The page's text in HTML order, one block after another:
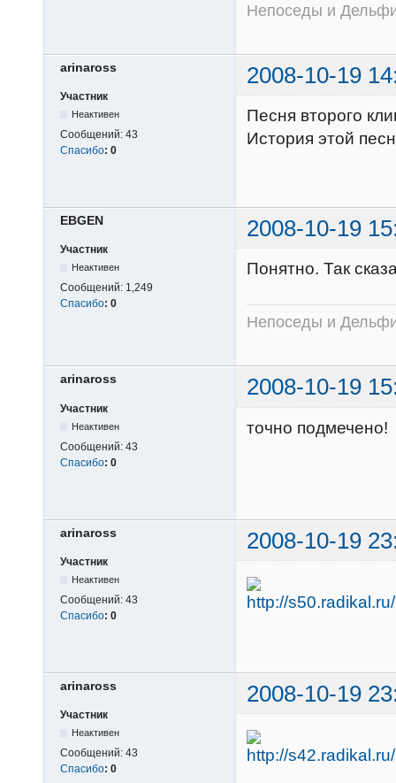
Непоседы и
arinaross 2008-10-19
Участник
Неактивен
Сообщений: 43
Спасибо: 0
Песня второго
История этой
EВGEN 2008-10-19
Участник
Неактивен
Сообщений: 1,249
Спасибо: 0
Понятно. Так
Непоседы и
arinaross 2008-10-19
Участник
Неактивен
Сообщений: 43
Спасибо: 0
точно подмечено!
arinaross 2008-10-19
Участник
Неактивен
Сообщений: 43
Спасибо: 0
arinaross 2008-10-19
Участник
Неактивен
Сообщений: 43
Спасибо: 0